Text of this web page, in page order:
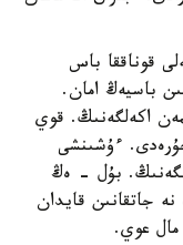
قوناققا باس
باسيەڭ امان.
اكەلگەنىڭ. قوي
ءۇشىنشى
بۇل - ەڭ
جاتقانىن قايدان
عوي.